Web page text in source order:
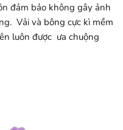
đảm bảo không gây ảnh
Vải và bông cực kì mềm
luôn được ưa chuộng